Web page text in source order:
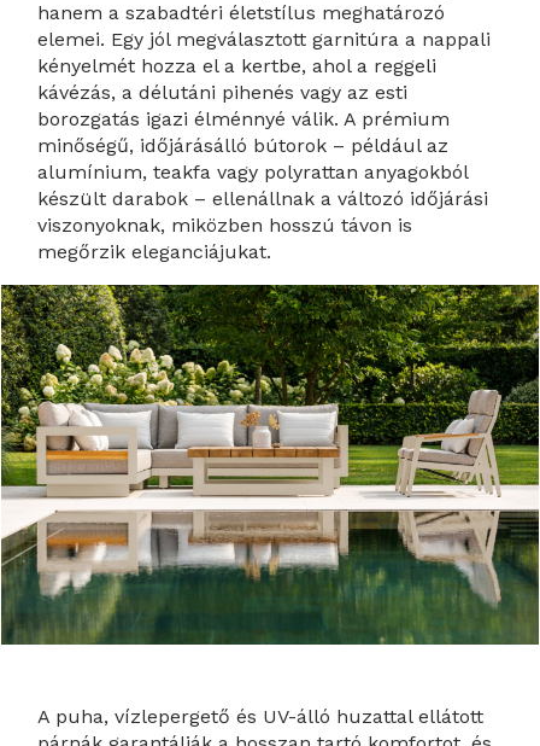
hanem a szabadtéri életstílus meghatározó
elemei. Egy jól megválasztott garnitúra a nappali
kényelmét hozza el a kertbe, ahol a reggeli
kávézás, a délutáni pihenés vagy az esti
borozgatás igazi élménnyé válik. A prémium
minőségű, időjárásálló bútorok – például az
alumínium, teakfa vagy polyrattan anyagokból
készült darabok – ellenállnak a változó időjárási
viszonyoknak, miközben hosszú távon is
megőrzik eleganciájukat.
A puha, vízlepergető és UV-álló huzattal ellátott